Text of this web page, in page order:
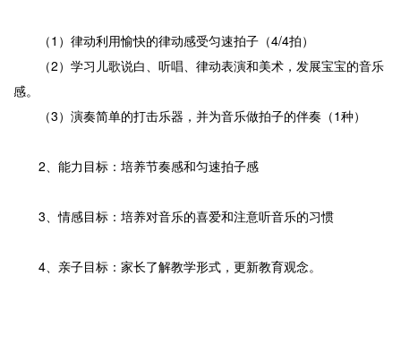
（1）律动利用愉快的律动感受匀速拍子（4/4拍）
（2）学习儿歌说白、听唱、律动表演和美术，发展宝宝的音乐
感。
（3）演奏简单的打击乐器，并为音乐做拍子的伴奏（1种）
2、能力目标：培养节奏感和匀速拍子感
3、情感目标：培养对音乐的喜爱和注意听音乐的习惯
4、亲子目标：家长了解教学形式，更新教育观念。